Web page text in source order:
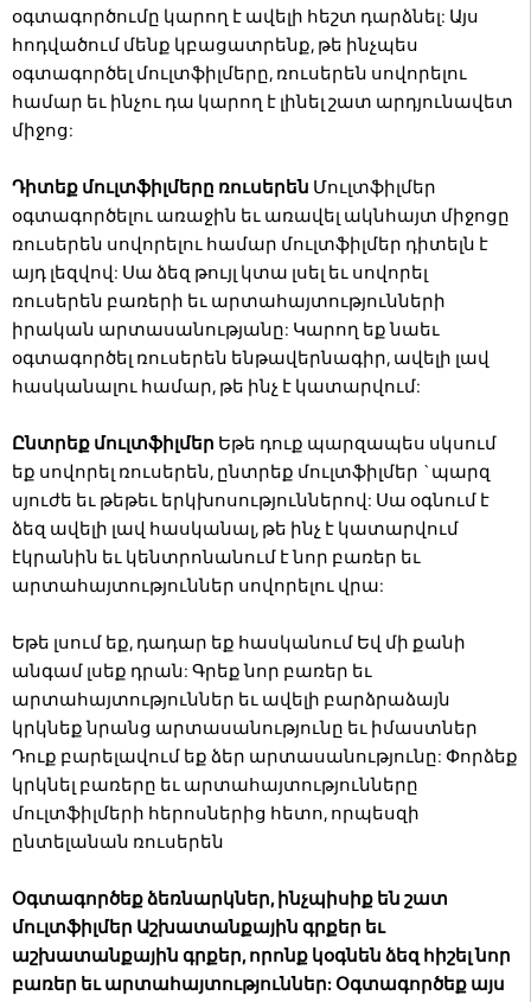
օգտագործումը կարող է ավելի հեշտ դարձնել: Այս
հոդվածում մենք կբացատրենք, թե ինչպես
օգտագործել մուլտֆիլմերը, ռուսերեն սովորելու
համար եւ ինչու դա կարող է լինել շատ արդյունավետ
միջոց:
Դիտեք մուլտֆիլմերը ռուսերեն Մուլտֆիլմեր
օգտագործելու առաջին եւ առավել ակնհայտ միջոցը
ռուսերեն սովորելու համար մուլտֆիլմեր դիտելն է
այդ լեզվով: Սա ձեզ թույլ կտա լսել եւ սովորել
ռուսերեն բառերի եւ արտահայտությունների
իրական արտասանությանը: Կարող եք նաեւ
օգտագործել ռուսերեն ենթավերնագիր, ավելի լավ
հասկանալու համար, թե ինչ է կատարվում:
Ընտրեք մուլտֆիլմեր Եթե դուք պարզապես սկսում
եք սովորել ռուսերեն, ընտրեք մուլտֆիլմեր `պարզ
սյուժե եւ թեթեւ երկխոսություններով: Սա օգնում է
ձեզ ավելի լավ հասկանալ, թե ինչ է կատարվում
էկրանին եւ կենտրոնանում է նոր բառեր եւ
արտահայտություններ սովորելու վրա:
Եթե լսում եք, դադար եք հասկանում Եվ մի քանի
անգամ լսեք դրան: Գրեք նոր բառեր եւ
արտահայտություններ եւ ավելի բարձրաձայն
կրկնեք նրանց արտասանությունը եւ իմաստներ
Դուք բարելավում եք ձեր արտասանությունը: Փորձեք
կրկնել բառերը եւ արտահայտությունները
մուլտֆիլմերի հերոսներից հետո, որպեսզի
ընտելանան ռուսերեն
Օգտագործեք ձեռնարկներ, ինչպիսիք են շատ
մուլտֆիլմեր Աշխատանքային գրքեր եւ
աշխատանքային գրքեր, որոնք կօգնեն ձեզ հիշել նոր
բառեր եւ արտահայտություններ: Օգտագործեք այս